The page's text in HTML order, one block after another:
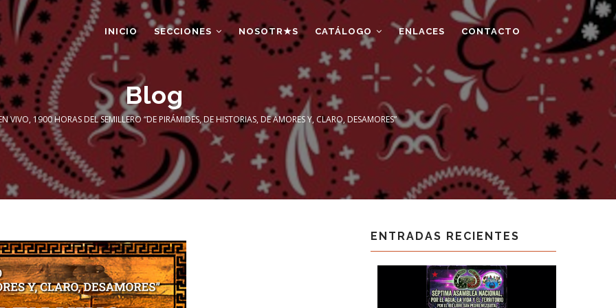
INICIO SECCIONES NOSOTR★S CATÁLOGO ENLACES CONTACTO
Blog
VIVO, 1900 HORAS DEL SEMILLERO “DE PIRÁMIDES, DE HISTORIAS, DE AMORES Y, CLARO, DESAMORES”
ENTRADAS RECIENTES